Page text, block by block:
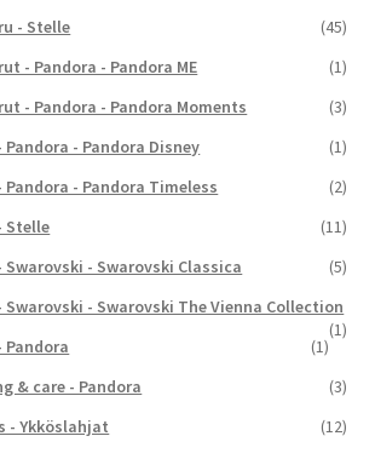
- Stelle
(45)
- Pandora - Pandora ME
(1)
- Pandora - Pandora Moments
(3)
- Pandora Disney
(1)
Pandora - Pandora Timeless
(2)
Stelle
(11)
Swarovski - Swarovski Classica
(5)
Swarovski - Swarovski The Vienna Collection
(1)
Pandora
(1)
& care - Pandora
(3)
- Ykköslahjat
(12)